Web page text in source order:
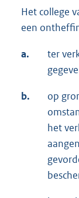
Het college
een
a.
ter
b.
op
het